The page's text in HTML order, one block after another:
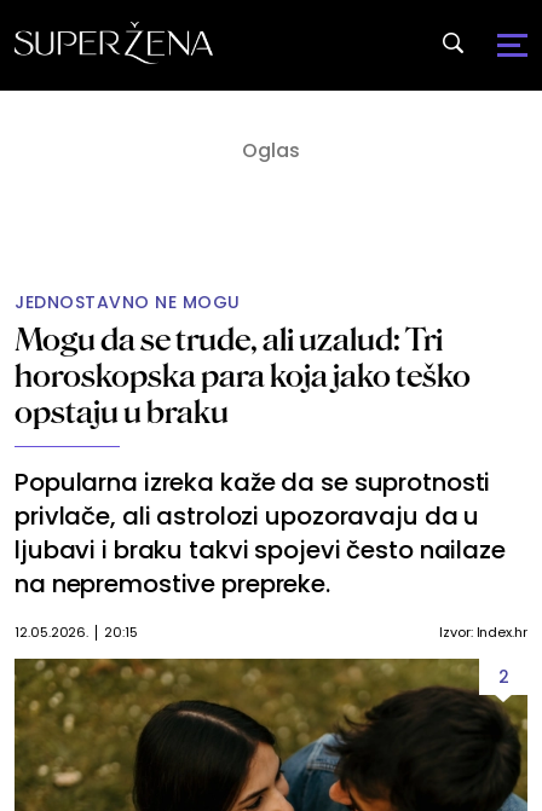
JEDNOSTAVNO NE MOGU
Mogu da se trude, ali uzalud: Tri
horoskopska para koja jako teško
opstaju u braku
Popularna izreka kaže da se suprotnosti
privlače, ali astrolozi upozoravaju da u
ljubavi i braku takvi spojevi često nailaze
na nepremostive prepreke.
12.05.2026. 20:15 Izvor: Index.hr
2